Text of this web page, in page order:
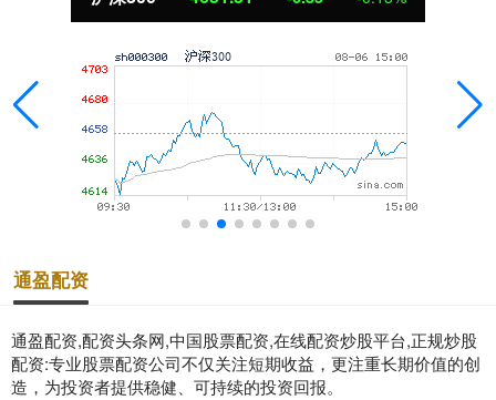
通盈配资
通盈配资,配资头条网,中国股票配资,在线配资炒股平台,正规炒股
配资:专业股票配资公司不仅关注短期收益，更注重长期价值的创
造，为投资者提供稳健、可持续的投资回报。